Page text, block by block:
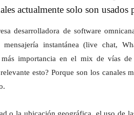
actualmente solo son usados
desarrolladora de software
instantánea (live chat,
más importancia en el mix de vías
esto? Porque son los canales